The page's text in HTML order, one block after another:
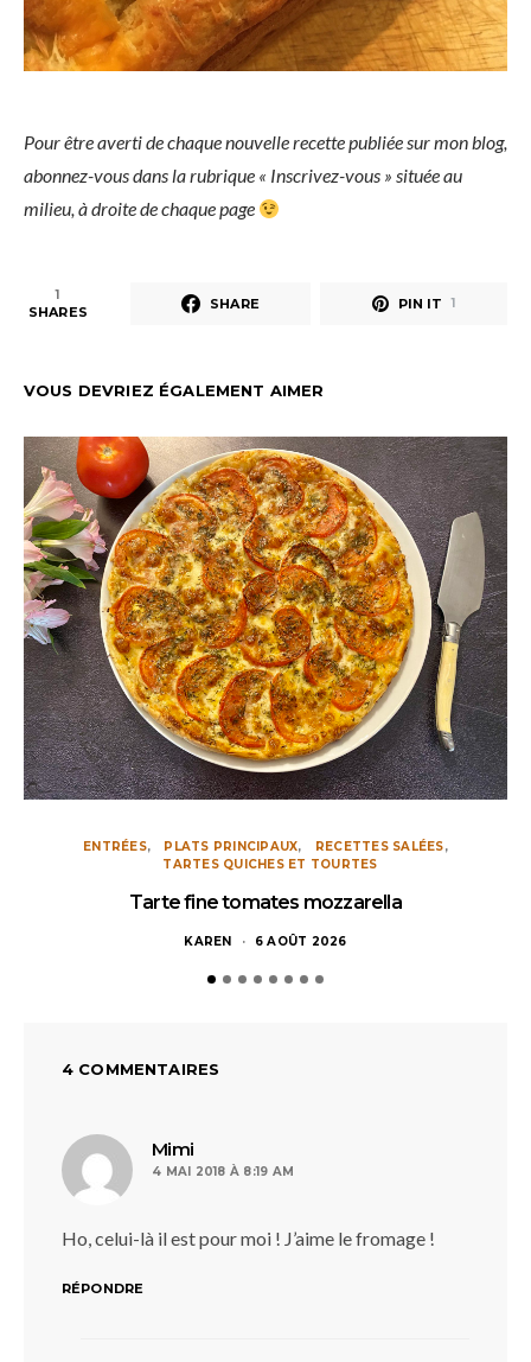
Pour être averti de chaque nouvelle recette publiée sur mon blog,
abonnez-vous dans la rubrique « Inscrivez-vous » située au
milieu, à droite de chaque page
1
SHARES SHARE PIN IT 1
VOUS DEVRIEZ ÉGALEMENT AIMER
ENTRÉES PLATS PRINCIPAUX
RECETTES SALÉES
TARTES QUICHES ET TOURTES
Tarte fine tomates mozzarella
KAREN 6 AOÛT 2026
4 COMMENTAIRES
Mimi
4 MAI 2018 À 8:19 AM
Ho, celui-là il est pour moi ! J’aime le fromage !
RÉPONDRE